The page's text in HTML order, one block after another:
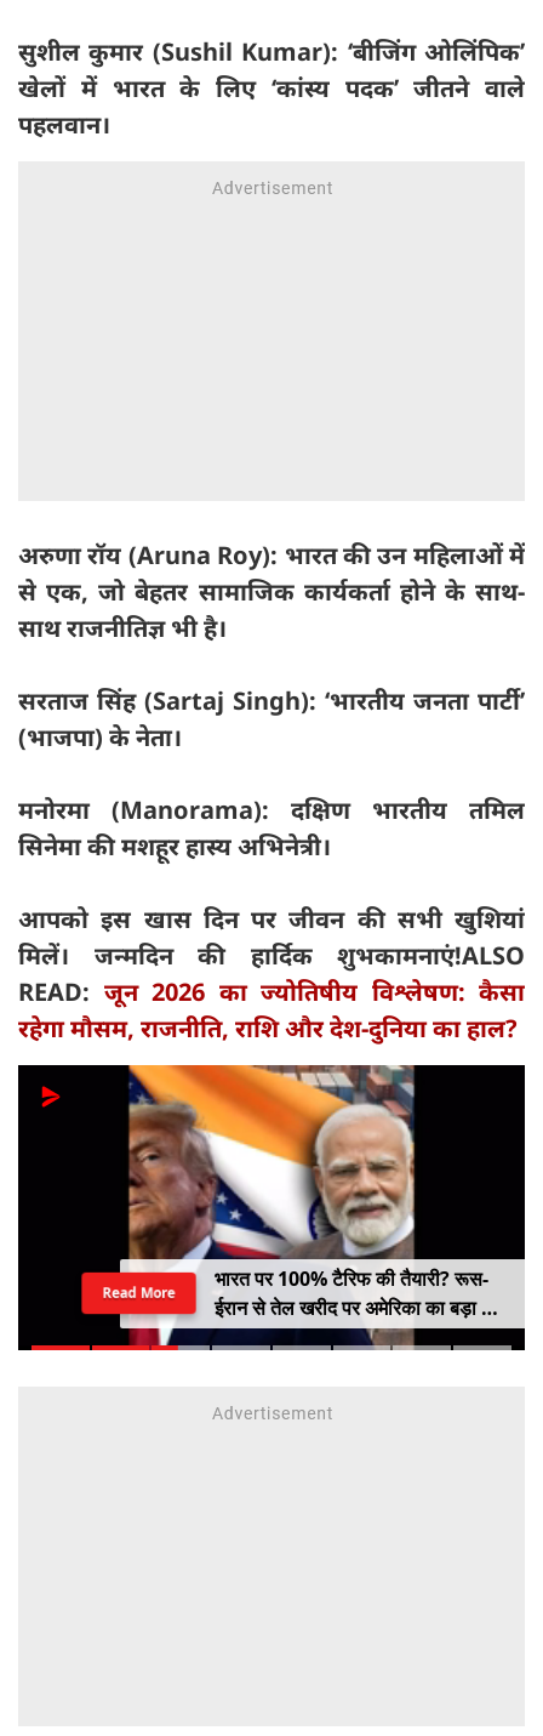
सुशील कुमार (Sushil Kumar): ‘बीजिंग ओलिंपिक’
खेलों में भारत के लिए ‘कांस्य पदक’ जीतने वाले
पहलवान।
अरुणा रॉय (Aruna Roy): भारत की उन महिलाओं में
से एक, जो बेहतर सामाजिक कार्यकर्ता होने के साथ-
साथ राजनीतिज्ञ भी है।
सरताज सिंह (Sartaj Singh): ‘भारतीय जनता पार्टी’
(भाजपा) के नेता।
मनोरमा (Manorama): दक्षिण भारतीय तमिल
सिनेमा की मशहूर हास्य अभिनेत्री।
आपको इस खास दिन पर जीवन की सभी खुशियां
मिलें। जन्मदिन की हार्दिक शुभकामनाएं!ALSO
READ: जून 2026 का ज्योतिषीय विश्लेषण: कैसा
रहेगा मौसम, राजनीति, राशि और देश-दुनिया का हाल?
भारत पर 100% टैरिफ की तैयारी? रूस-
ईरान से तेल खरीद पर अमेरिका का बड़ा वार,
सीनेट में बिल पास
Read More